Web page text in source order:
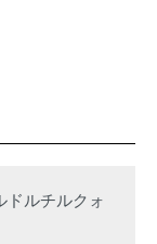
ドルチルクォ